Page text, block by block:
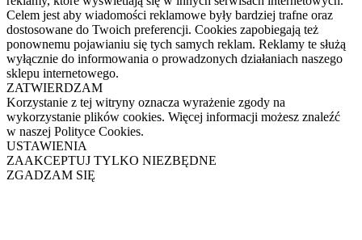
Celem jest aby wiadomości reklamowe były bardziej trafne oraz
dostosowane do Twoich preferencji. Cookies zapobiegają też
ponownemu pojawianiu się tych samych reklam. Reklamy te służą
wyłącznie do informowania o prowadzonych działaniach naszego
sklepu internetowego.
ZATWIERDZAM
Korzystanie z tej witryny oznacza wyrażenie zgody na
wykorzystanie plików cookies. Więcej informacji możesz znaleźć
w naszej Polityce Cookies.
USTAWIENIA
ZAAKCEPTUJ TYLKO NIEZBĘDNE
ZGADZAM SIĘ